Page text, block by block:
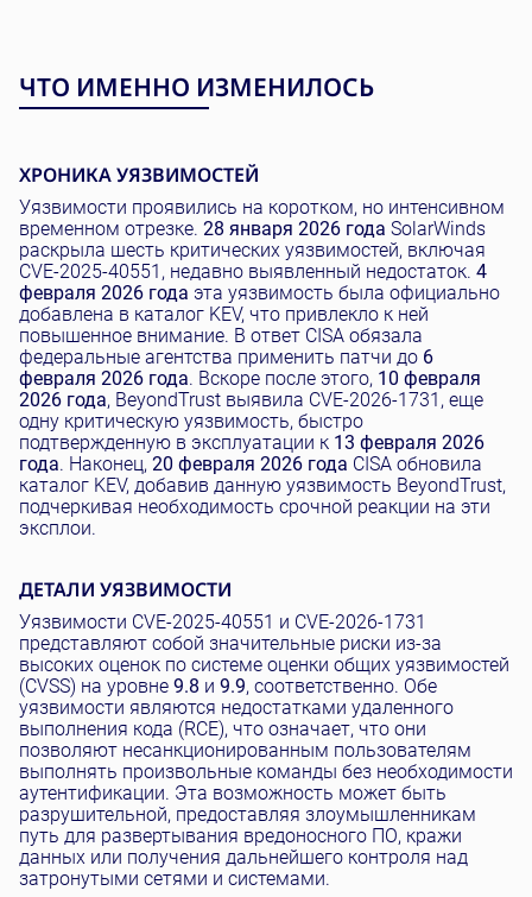
ЧТО ИМЕННО ИЗМЕНИЛОСЬ
ХРОНИКА УЯЗВИМОСТЕЙ
Уязвимости проявились на коротком, но интенсивном
временном отрезке. 28 января 2026 года SolarWinds
раскрыла шесть критических уязвимостей, включая
CVE-2025-40551, недавно выявленный недостаток. 4
февраля 2026 года эта уязвимость была официально
добавлена в каталог KEV, что привлекло к ней
повышенное внимание. В ответ CISA обязала
федеральные агентства применить патчи до 6
февраля 2026 года. Вскоре после этого, 10 февраля
2026 года, BeyondTrust выявила CVE-2026-1731, еще
одну критическую уязвимость, быстро
подтвержденную в эксплуатации к 13 февраля 2026
года. Наконец, 20 февраля 2026 года CISA обновила
каталог KEV, добавив данную уязвимость BeyondTrust,
подчеркивая необходимость срочной реакции на эти
эксплои.
ДЕТАЛИ УЯЗВИМОСТИ
Уязвимости CVE-2025-40551 и CVE-2026-1731
представляют собой значительные риски из-за
высоких оценок по системе оценки общих уязвимостей
(CVSS) на уровне 9.8 и 9.9, соответственно. Обе
уязвимости являются недостатками удаленного
выполнения кода (RCE), что означает, что они
позволяют несанкционированным пользователям
выполнять произвольные команды без необходимости
аутентификации. Эта возможность может быть
разрушительной, предоставляя злоумышленникам
путь для развертывания вредоносного ПО, кражи
данных или получения дальнейшего контроля над
затронутыми сетями и системами.